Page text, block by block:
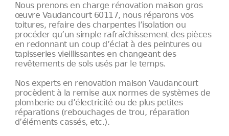
Nous prenons en charge rénovation maison gros
œuvre Vaudancourt 60117, nous réparons vos
toitures, refaire des charpentes l’isolation ou
procéder qu’un simple rafraîchissement des pièces
en redonnant un coup d’éclat à des peintures ou
tapisseries vieillissantes en changeant des
revêtements de sols usés par le temps.
Nos experts en renovation maison Vaudancourt
procèdent à la remise aux normes de systèmes de
plomberie ou d’électricité ou de plus petites
réparations (rebouchages de trou, réparation
d’éléments cassés, etc.).